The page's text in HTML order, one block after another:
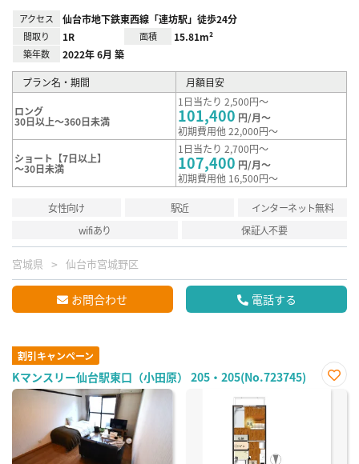
アクセス 仙台市地下鉄東西線「連坊駅」徒歩24分
間取り 1R 面積 15.81m²
築年数 2022年 6月 築
プラン名・期間 月額目安
ロング
30日以上～360日未満
1日当たり 2,500円～
101,400 円/月～
初期費用他 22,000円～
ショート【7日以上】
～30日未満
1日当たり 2,700円～
107,400 円/月～
初期費用他 16,500円～
女性向け 駅近
インターネット無料
wifiあり
保証人不要
宮城県 仙台市宮城野区
お問合わせ 電話する
割引キャンペーン
Kマンスリー仙台駅東口（小田原） 205・205(No.723745)
お気